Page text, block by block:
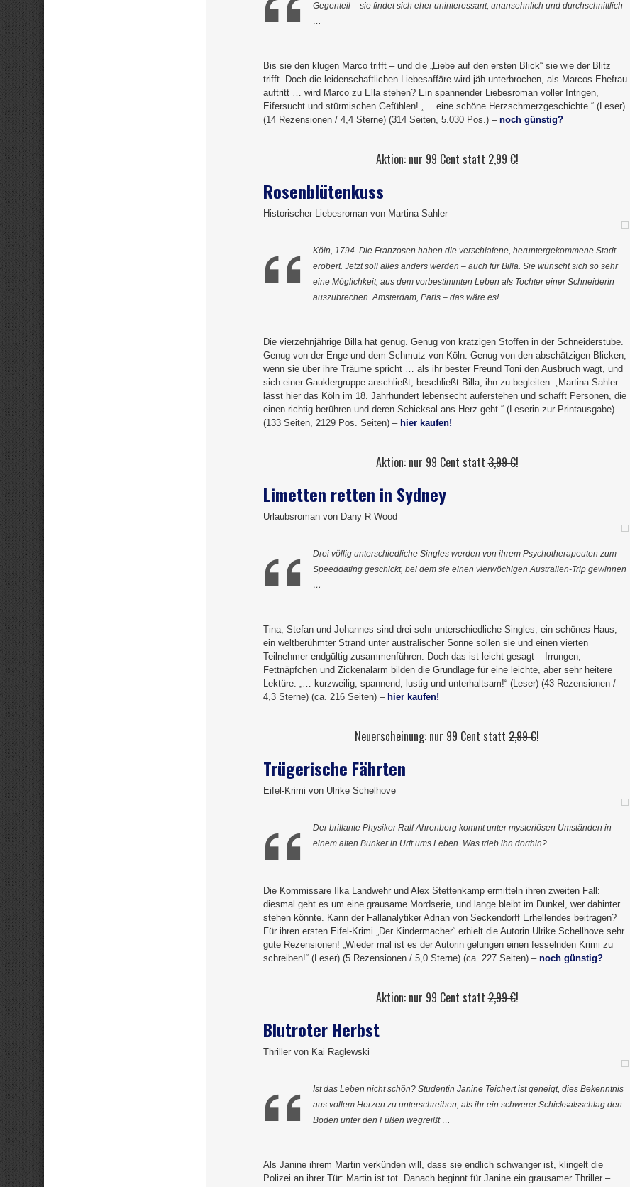
Gegenteil – sie findet sich eher uninteressant, unansehnlich und durchschnittlich
…
Bis sie den klugen Marco trifft – und die „Liebe auf den ersten Blick“ sie wie der Blitz
trifft. Doch die leidenschaftlichen Liebesaffäre wird jäh unterbrochen, als Marcos Ehefrau
auftritt … wird Marco zu Ella stehen? Ein spannender Liebesroman voller Intrigen,
Eifersucht und stürmischen Gefühlen! „… eine schöne Herzschmerzgeschichte.“ (Leser)
(14 Rezensionen / 4,4 Sterne) (314 Seiten, 5.030 Pos.) – noch günstig?
Aktion: nur 99 Cent statt2,99 €!
Rosenblütenkuss
Historischer Liebesroman von Martina Sahler
Köln, 1794. Die Franzosen haben die verschlafene, heruntergekommene Stadt
erobert. Jetzt soll alles anders werden – auch für Billa. Sie wünscht sich so sehr
eine Möglichkeit, aus dem vorbestimmten Leben als Tochter einer Schneiderin
auszubrechen. Amsterdam, Paris – das wäre es!
Die vierzehnjährige Billa hat genug. Genug von kratzigen Stoffen in der Schneiderstube.
Genug von der Enge und dem Schmutz von Köln. Genug von den abschätzigen Blicken,
wenn sie über ihre Träume spricht … als ihr bester Freund Toni den Ausbruch wagt, und
sich einer Gauklergruppe anschließt, beschließt Billa, ihn zu begleiten. „Martina Sahler
lässt hier das Köln im 18. Jahrhundert lebensecht auferstehen und schafft Personen, die
einen richtig berühren und deren Schicksal ans Herz geht.“ (Leserin zur Printausgabe)
(133 Seiten, 2129 Pos. Seiten) – hier kaufen!
Aktion: nur 99 Cent statt3,99 €!
Limetten retten in Sydney
Urlaubsroman von Dany R Wood
Drei völlig unterschiedliche Singles werden von ihrem Psychotherapeuten zum
Speeddating geschickt, bei dem sie einen vierwöchigen Australien-Trip gewinnen
…
Tina, Stefan und Johannes sind drei sehr unterschiedliche Singles; ein schönes Haus,
ein weltberühmter Strand unter australischer Sonne sollen sie und einen vierten
Teilnehmer endgültig zusammenführen. Doch das ist leicht gesagt – Irrungen,
Fettnäpfchen und Zickenalarm bilden die Grundlage für eine leichte, aber sehr heitere
Lektüre. „… kurzweilig, spannend, lustig und unterhaltsam!“ (Leser) (43 Rezensionen /
4,3 Sterne) (ca. 216 Seiten) – hier kaufen!
Neuerscheinung: nur 99 Cent statt 2,99 €!
Trügerische Fährten
Eifel-Krimi von Ulrike Schelhove
Der brillante Physiker Ralf Ahrenberg kommt unter mysteriösen Umständen in
einem alten Bunker in Urft ums Leben. Was trieb ihn dorthin?
Die Kommissare Ilka Landwehr und Alex Stettenkamp ermitteln ihren zweiten Fall:
diesmal geht es um eine grausame Mordserie, und lange bleibt im Dunkel, wer dahinter
stehen könnte. Kann der Fallanalytiker Adrian von Seckendorff Erhellendes beitragen?
Für ihren ersten Eifel-Krimi „Der Kindermacher“ erhielt die Autorin Ulrike Schellhove sehr
gute Rezensionen! „Wieder mal ist es der Autorin gelungen einen fesselnden Krimi zu
schreiben!“ (Leser) (5 Rezensionen / 5,0 Sterne) (ca. 227 Seiten) – noch günstig?
Aktion: nur 99 Cent statt2,99 €!
Blutroter Herbst
Thriller von Kai Raglewski
Ist das Leben nicht schön? Studentin Janine Teichert ist geneigt, dies Bekenntnis
aus vollem Herzen zu unterschreiben, als ihr ein schwerer Schicksalsschlag den
Boden unter den Füßen wegreißt …
Als Janine ihrem Martin verkünden will, dass sie endlich schwanger ist, klingelt die
Polizei an ihrer Tür: Martin ist tot. Danach beginnt für Janine ein grausamer Thriller –